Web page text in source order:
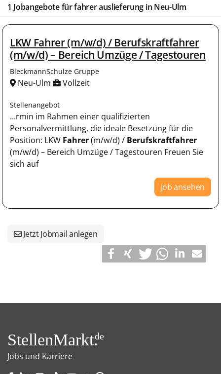
1 Jobangebote für fahrer auslieferung in Neu-Ulm
LKW Fahrer (m/w/d) / Berufskraftfahrer
(m/w/d) – Bereich Umzüge / Tagestouren
BleckmannSchulze Gruppe
Neu-Ulm Vollzeit
Stellenangebot
...rmin im Rahmen einer qualifizierten
Personalvermittlung, die ideale Besetzung für die
Position: LKW Fahrer(m/w/d) / Berufskraftfahrer
(m/w/d) – Bereich Umzüge / Tagestouren Freuen Sie
sich auf
Job ansehen
Jetzt Jobmail anlegen
StellenMarkt.de
Jobs und Karriere